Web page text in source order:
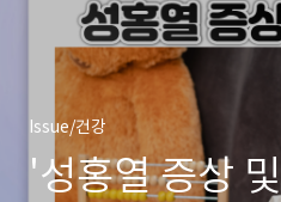
Issue/건강
'성홍열 증상